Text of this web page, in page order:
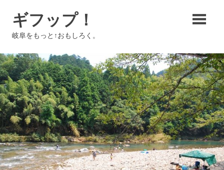
ツ
へ
ス
キ
ッ
プ
ギフップ！
岐阜をもっと↑おもしろく。